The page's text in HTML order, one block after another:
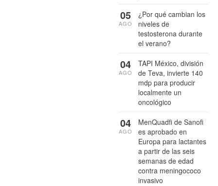
¿Por qué cambian los
niveles de
testosterona durante
el verano?
05
AGO
TAPI México, división
de Teva, invierte 140
mdp para producir
localmente un
oncológico
04
AGO
MenQuadfi de Sanofi
es aprobado en
Europa para lactantes
a partir de las seis
semanas de edad
contra meningococo
invasivo
04
AGO